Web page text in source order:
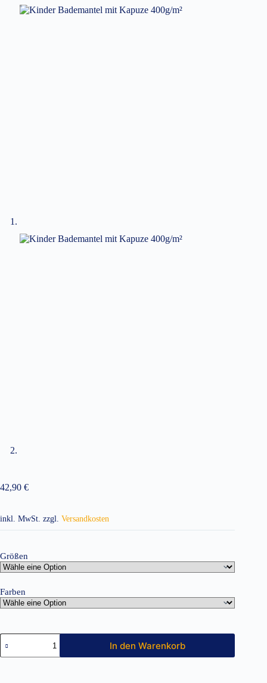
42,90 €
inkl. MwSt. zzgl. Versandkosten
Größen
Farben
Kinder
Bademantel
mit
In den Warenkorb